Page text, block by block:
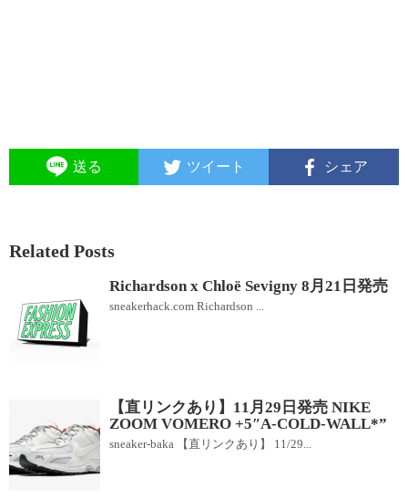
送る ツイート シェア
Related Posts
Richardson x Chloë Sevigny 8月21日発売
sneakerhack.com Richardson ...
【直リンクあり】11月29日発売 NIKE
ZOOM VOMERO +5″A-COLD-WALL*”
sneaker-baka 【直リンクあり】 11/29...